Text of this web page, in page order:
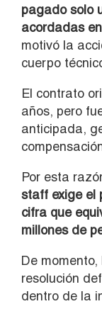
pagado solo
acordadas
motivó la
cuerpo
El contrato
años, pero
anticipada,
Por esta
staff exige el
cifra que
millones de
De
resolución
dentro de la